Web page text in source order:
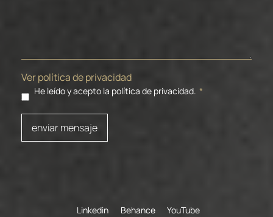
Ver política de privacidad
He leído y acepto la política de privacidad. *
enviar mensaje
Linkedin Behance YouTube